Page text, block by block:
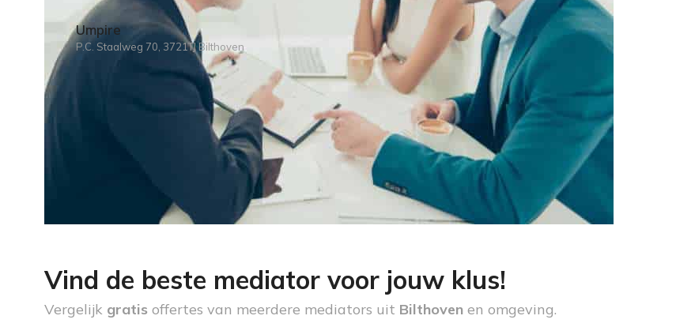
Umpire
P.C. Staalweg 70, 3721TJ Bilthoven
Vind de beste mediator voor jouw klus!
Vergelijk gratis offertes van meerdere mediators uit Bilthoven en omgeving.